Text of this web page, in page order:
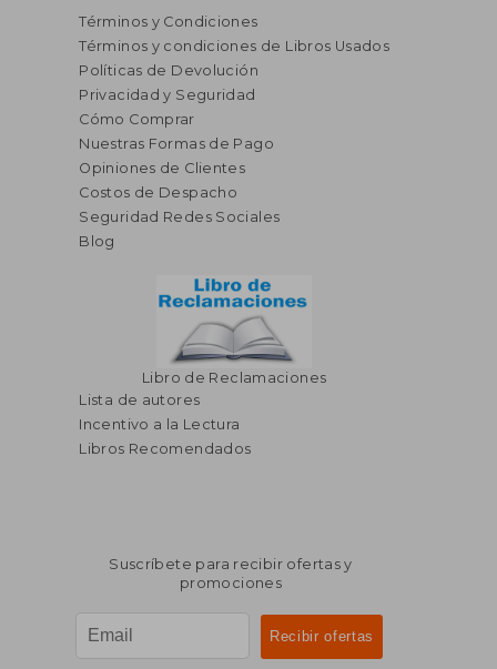
50%
dcto.
S/ 20,00
S/ 10,00
Términos y Condiciones
Términos y condiciones de Libros Usados
Políticas de Devolución
Privacidad y Seguridad
Cómo Comprar
Nuestras Formas de Pago
Opiniones de Clientes
Costos de Despacho
Seguridad Redes Sociales
Blog
Libro de Reclamaciones
Lista de autores
Incentivo a la Lectura
Libros Recomendados
Suscríbete para recibir ofertas y
promociones